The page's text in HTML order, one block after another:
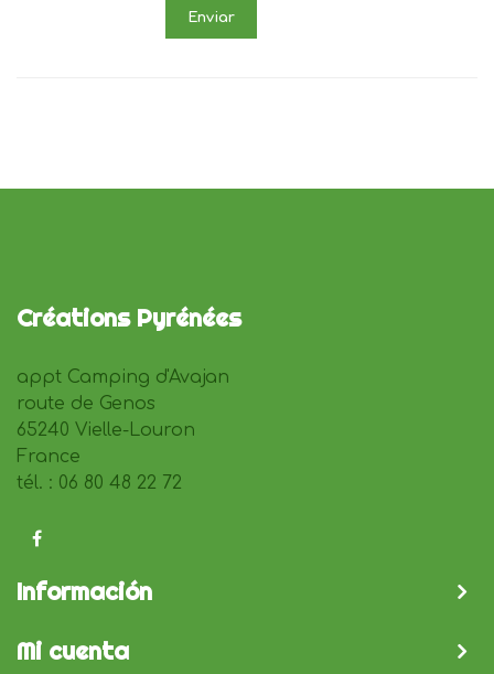
Enviar
Créations Pyrénées
appt Camping d'Avajan
route de Genos
65240 Vielle-Louron
France
tél. : 06 80 48 22 72
Información
Mi cuenta